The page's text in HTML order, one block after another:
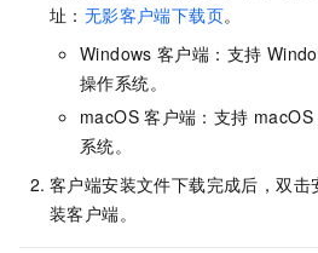
址： 无影客户端下载页。
Windows 客户端 ：支持
操作系统。
macOS 客户端 ：支持
系统。
客户端安装文件下载完成后，双
装客户端。